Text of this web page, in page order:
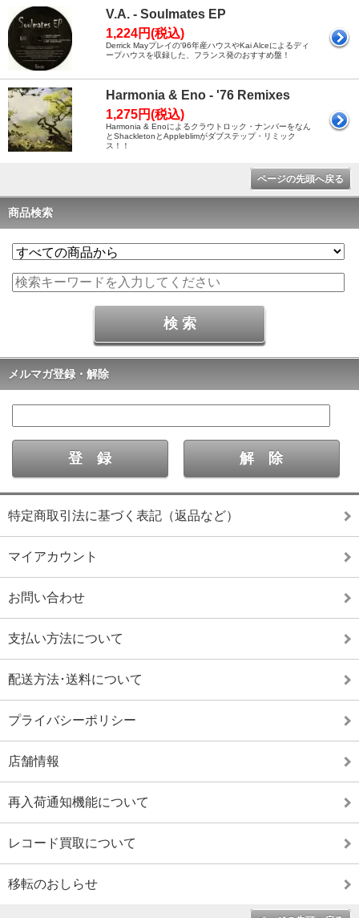
V.A. - Soulmates EP
1,224円(税込)
Derrick Mayプレイの'96年産ハウスやKai Alceによるディ
ープハウスを収録した、フランス発のおすすめ盤！
Harmonia & Eno - '76 Remixes
1,275円(税込)
Harmonia & Enoによるクラウトロック・ナンバーをなん
とShackletonとAppleblimがダブステップ・リミック
ス！！
ページの先頭へ戻る
商品検索
メルマガ登録・解除
特定商取引法に基づく表記（返品など）
マイアカウント
お問い合わせ
支払い方法について
配送方法･送料について
プライバシーポリシー
店舗情報
再入荷通知機能について
レコード買取について
移転のおしらせ